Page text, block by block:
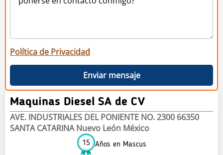
Política de Privacidad
Enviar mensaje
Maquinas Diesel SA de CV
AVE. INDUSTRIALES DEL PONIENTE NO. 2300 66350
SANTA CATARINA Nuevo León México
15 Años en Mascus